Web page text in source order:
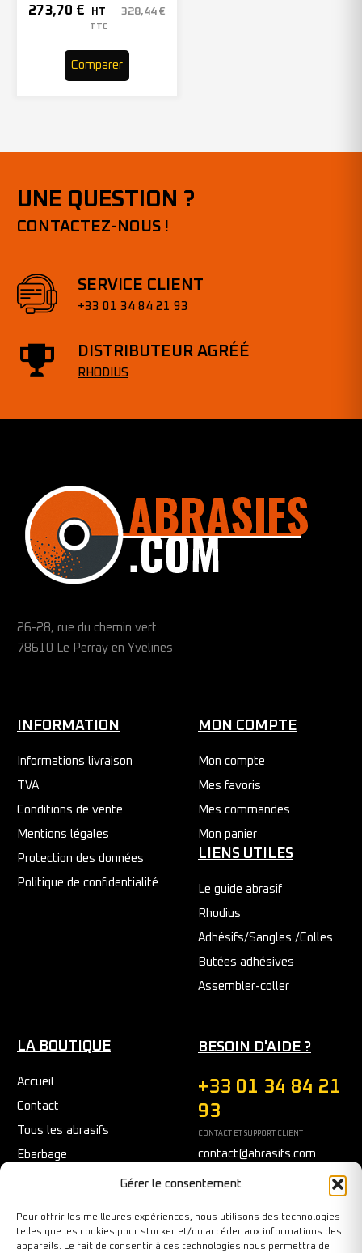
Gérer le consentement
Pour offrir les meilleures expériences, nous utilisons des technologies
telles que les cookies pour stocker et/ou accéder aux informations des
appareils. Le fait de consentir à ces technologies nous permettra de
150mmx2000mm – Grain 40
– 305969 (x10)
273,70 € HT 328,44 €
TTC
Comparer
UNE QUESTION ?
CONTACTEZ-NOUS !
SERVICE CLIENT
+33 01 34 84 21 93
DISTRIBUTEUR AGRÉÉ
RHODIUS
26-28, rue du chemin vert
78610 Le Perray en Yvelines
INFORMATION
Informations livraison
TVA
Conditions de vente
Mentions légales
Protection des données
Politique de confidentialité
MON COMPTE
Mon compte
Mes favoris
Mes commandes
Mon panier
LIENS UTILES
Le guide abrasif
Rhodius
Adhésifs/Sangles /Colles
Butées adhésives
Assembler-coller
LA BOUTIQUE
Accueil
Contact
Tous les abrasifs
Ebarbage
Nettoyage
BESOIN D'AIDE ?
+33 01 34 84 21
93
CONTACT ET SUPPORT CLIENT
contact@abrasifs.com
Du Lundi au Vendredi